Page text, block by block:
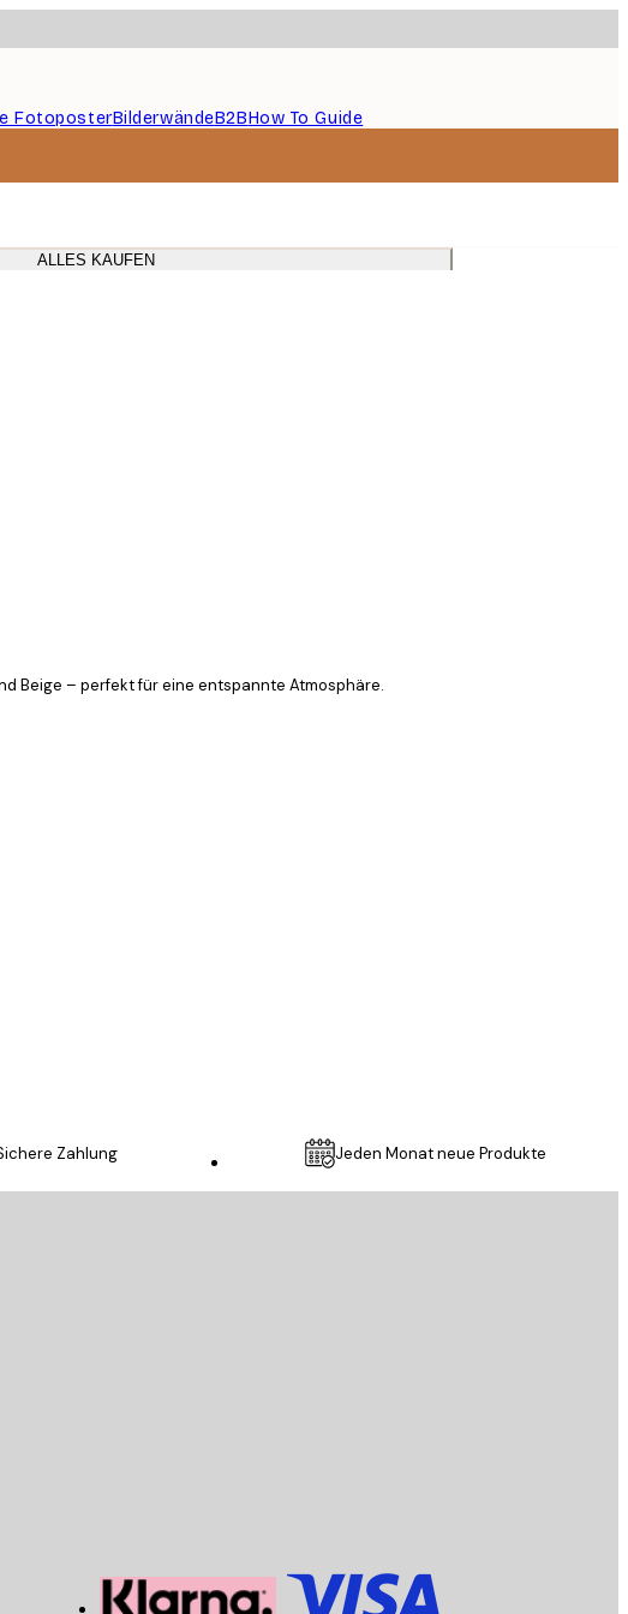
FotoposterBilderwändeB2BHow To Guide
ALLES KAUFEN
Beige – perfekt für eine entspannte Atmosphäre.
Zahlung Jeden Monat neue Produkte